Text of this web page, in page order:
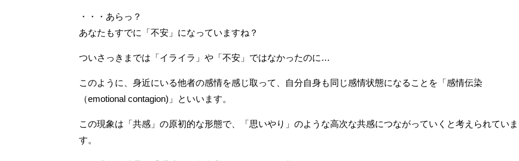
・・・あらっ？
あなたもすでに「不安」になっていますね？
ついさっきまでは「イライラ」や「不安」ではなかったのに…
このように、身近にいる他者の感情を感じ取って、自分自身も同じ感情状態になることを「感情伝染
（emotional contagion)」といいます。
この現象は「共感」の原初的な形態で、「思いやり」のような高次な共感につながっていくと考えられていま
す。